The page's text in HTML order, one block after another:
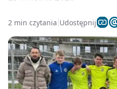
2 min czytania Udostępnij